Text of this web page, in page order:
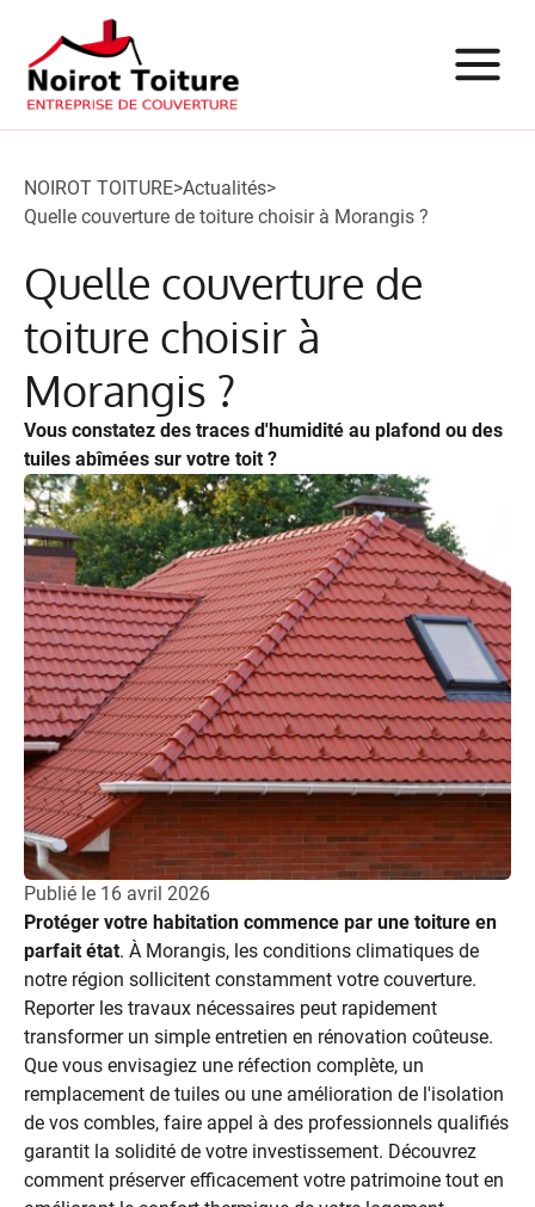
NOIROT TOITURE>Actualités>
Quelle couverture de toiture choisir à Morangis ?
Quelle couverture de
toiture choisir à
Morangis ?
Vous constatez des traces d'humidité au plafond ou des
tuiles abîmées sur votre toit ?
Publié le 16 avril 2026
Protéger votre habitation commence par une toiture en
parfait état. À Morangis, les conditions climatiques de
notre région sollicitent constamment votre couverture.
Reporter les travaux nécessaires peut rapidement
transformer un simple entretien en rénovation coûteuse.
Que vous envisagiez une réfection complète, un
remplacement de tuiles ou une amélioration de l'isolation
de vos combles, faire appel à des professionnels qualifiés
garantit la solidité de votre investissement. Découvrez
comment préserver efficacement votre patrimoine tout en